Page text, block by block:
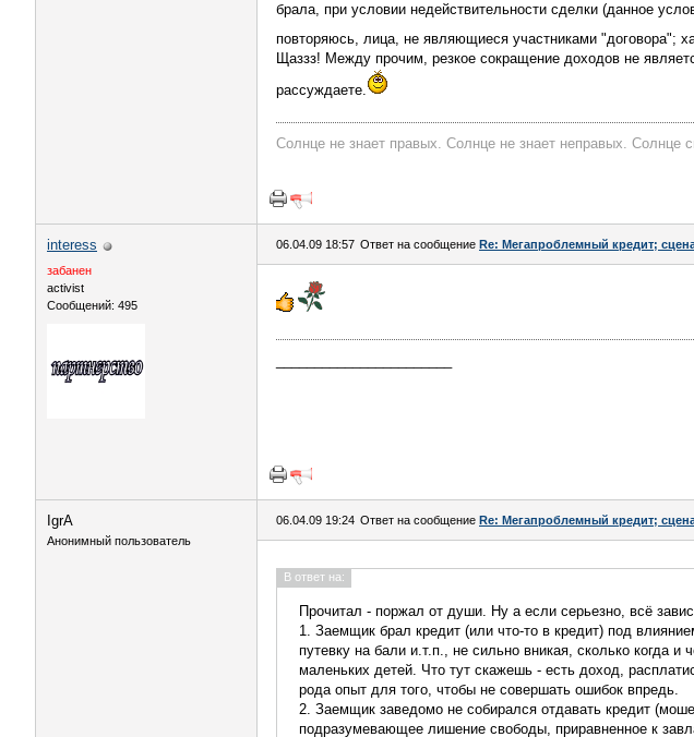
брала, при условии недействительности сделки (данное
повторяюсь, лица, не являющиеся участниками "договора";
Щаззз! Между прочим, резкое сокращение доходов не
рассуждаете.
Солнце не знает правых. Солнце не знает неправых. Солнце
interess
забанен
activist
Сообщений: 495
06.04.09 18:57 Ответ на сообщение Re: Мегапроблемный кредит;
IgrA
Анонимный пользователь
06.04.09 19:24 Ответ на сообщение Re: Мегапроблемный кредит;
В ответ на:
Прочитал - поржал от души. Ну а если серьезно, всё
1. Заемщик брал кредит (или что-то в кредит) под
путевку на бали и.т.п., не сильно вникая, сколько когда
маленьких детей. Что тут скажешь - есть доход,
рода опыт для того, чтобы не совершать ошибок впредь.
2. Заемщик заведомо не собирался отдавать кредит
подразумевающее лишение свободы, приравненное к